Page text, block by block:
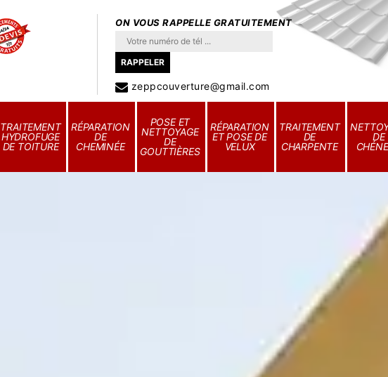
ON VOUS RAPPELLE GRATUITEMENT
zeppcouverture@gmail.com
TRAITEMENT
HYDROFUGE
DE TOITURE
RÉPARATION
DE
CHEMINÉE
POSE ET
NETTOYAGE
DE
GOUTTIÈRES
RÉPARATION
ET POSE DE
VELUX
TRAITEMENT
DE
CHARPENTE
DE